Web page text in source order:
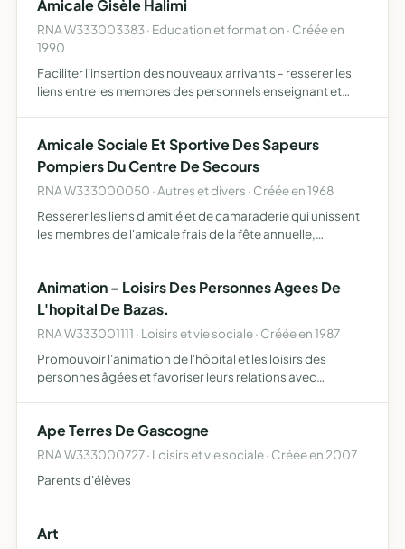
Amicale Gisèle Halimi
RNA W333003383 · Education et formation · Créée en
1990
Faciliter l'insertion des nouveaux arrivants - resserer les
liens entre les membres des personnels enseignant et
Amicale Sociale Et Sportive Des Sapeurs
Pompiers Du Centre De Secours
RNA W333000050 · Autres et divers · Créée en 1968
Resserer les liens d'amitié et de camaraderie qui unissent
les membres de l'amicale frais de la fête annuelle,
décès d'un m…
Animation - Loisirs Des Personnes Agees De
L'hopital De Bazas.
RNA W333001111 · Loisirs et vie sociale · Créée en 1987
Promouvoir l'animation de l'hôpital et les loisirs des
personnes âgées et favoriser leurs relations avec
Ape Terres De Gascogne
RNA W333000727 · Loisirs et vie sociale · Créée en 2007
Parents d'élèves
Art